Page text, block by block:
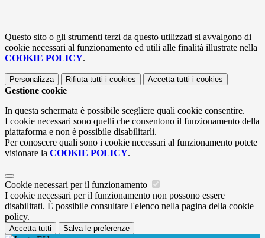
Questo sito o gli strumenti terzi da questo utilizzati si avvalgono di
cookie necessari al funzionamento ed utili alle finalità illustrate nella
COOKIE POLICY.
Personalizza Rifiuta tutti i cookies Accetta tutti i cookies
Gestione cookie
In questa schermata è possibile scegliere quali cookie consentire.
I cookie necessari sono quelli che consentono il funzionamento della
piattaforma e non è possibile disabilitarli.
Per conoscere quali sono i cookie necessari al funzionamento potete
visionare la COOKIE POLICY.
Cookie necessari per il funzionamento
I cookie necessari per il funzionamento non possono essere
disabilitati. È possibile consultare l'elenco nella pagina della cookie
policy.
Accetta tutti Salva le preferenze